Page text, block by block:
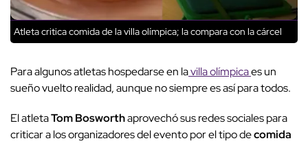
Atleta critica comida de la villa olímpica; la compara con la cárcel
Para algunos atletas hospedarse en lavilla olímpicaes un
sueño vuelto realidad, aunque no siempre es así para todos.
El atletaTom Bosworthaprovechó sus redes sociales para
criticar a los organizadores del evento por el tipo decomida